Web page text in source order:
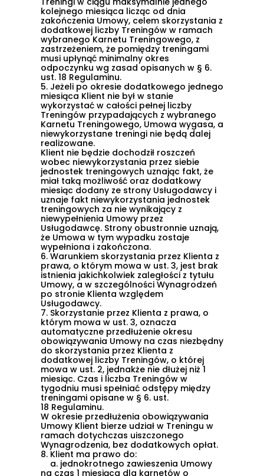
kolejnego miesiąca licząc od dnia
zakończenia Umowy, celem skorzystania z
dodatkowej liczby Treningów w ramach
wybranego Karnetu Treningowego, z
zastrzeżeniem, że pomiędzy treningami
musi upłynąć minimalny okres
odpoczynku wg zasad opisanych w § 6.
ust. 18 Regulaminu.
5. Jeżeli po okresie dodatkowego jednego
miesiąca Klient nie był w stanie
wykorzystać w całości pełnej liczby
Treningów przypadających z wybranego
Karnetu Treningowego, Umowa wygasa, a
niewykorzystane treningi nie będą dalej
realizowane.
Klient nie będzie dochodził roszczeń
wobec niewykorzystania przez siebie
jednostek treningowych uznając fakt, że
miał taką możliwość oraz dodatkowy
miesiąc dodany ze strony Usługodawcy i
uznaje fakt niewykorzystania jednostek
treningowych za nie wynikający z
niewypełnienia Umowy przez
Usługodawcę. Strony obustronnie uznają,
że Umowa w tym wypadku zostaje
wypełniona i zakończona.
6. Warunkiem skorzystania przez Klienta z
prawa, o którym mowa w ust. 3, jest brak
istnienia jakichkolwiek zaległości z tytułu
Umowy, a w szczególności Wynagrodzeń
po stronie Klienta względem
Usługodawcy.
7. Skorzystanie przez Klienta z prawa, o
którym mowa w ust. 3, oznacza
automatyczne przedłużenie okresu
obowiązywania Umowy na czas niezbędny
do skorzystania przez Klienta z
dodatkowej liczby Treningów, o której
mowa w ust. 2, jednakże nie dłużej niż 1
miesiąc. Czas i liczba Treningów w
tygodniu musi spełniać odstępy między
treningami opisane w § 6. ust.
18 Regulaminu.
W okresie przedłużenia obowiązywania
Umowy Klient bierze udział w Treningu w
ramach dotychczas uiszczonego
Wynagrodzenia, bez dodatkowych opłat.
8. Klient ma prawo do:
a. jednokrotnego zawieszenia Umowy
na czas 1 miesiąca dla karnetów o